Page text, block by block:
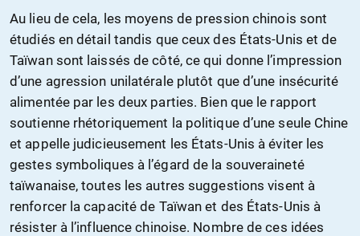
Au lieu de cela, les moyens de pression chinois sont
étudiés en détail tandis que ceux des États-Unis et de
Taïwan sont laissés de côté, ce qui donne l’impression
d’une agression unilatérale plutôt que d’une insécurité
alimentée par les deux parties. Bien que le rapport
soutienne rhétoriquement la politique d’une seule Chine
et appelle judicieusement les États-Unis à éviter les
gestes symboliques à l’égard de la souveraineté
taïwanaise, toutes les autres suggestions visent à
renforcer la capacité de Taïwan et des États-Unis à
résister à l’influence chinoise. Nombre de ces idées